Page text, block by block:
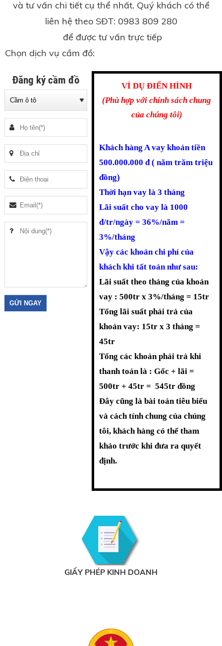
và tư vấn chi tiết cụ thể nhất. Quý khách có thể
liên hệ theo SĐT: 0983 809 280
để được tư vấn trực tiếp
Chọn dịch vụ cầm đồ:
Đăng ký cầm đồ
VÍ DỤ ĐIỂN HÌNH
(Phù hợp với chính sách chung
của chúng tôi)
Khách hàng A vay khoản tiền
500.000.000 đ ( năm trăm triệu
đồng)
Thời hạn vay là 3 tháng
Lãi suất cho vay là 1000
đ/tr/ngày = 36%/năm =
3%/tháng
Vậy các khoản chi phí của
khách khi tất toán như sau:
Lãi suất theo tháng của khoản
vay : 500tr x 3%/tháng = 15tr
Tổng lãi suất phải trả của
khoản vay: 15tr x 3 tháng =
45tr
Tổng các khoản phải trả khi
thanh toán là : Gốc + lãi =
500tr + 45tr = 545tr đồng
Đây cũng là bài toán tiêu biểu
và cách tính chung của chúng
tôi, khách hàng có thể tham
khảo trước khi đưa ra quyết
định.
GIẤY PHÉP KINH DOANH